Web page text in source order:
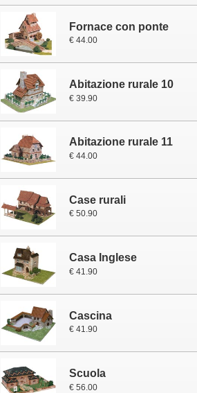
Fornace con ponte
€ 44.00
Abitazione rurale 10
€ 39.90
Abitazione rurale 11
€ 44.00
Case rurali
€ 50.90
Casa Inglese
€ 41.90
Cascina
€ 41.90
Scuola
€ 56.00